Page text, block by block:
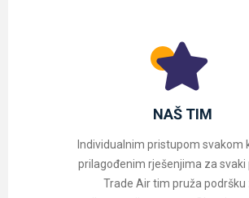
NAŠ TIM
Individualnim pristupom svakom
prilagođenim rješenjima za svaki
Trade Air tim pruža podršku